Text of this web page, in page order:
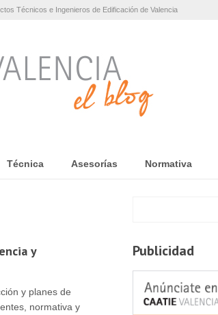
Técnicos e Ingenieros de Edificación de Valencia
Técnica Asesorías Normativa
y
y planes de
normativa y
Publicidad